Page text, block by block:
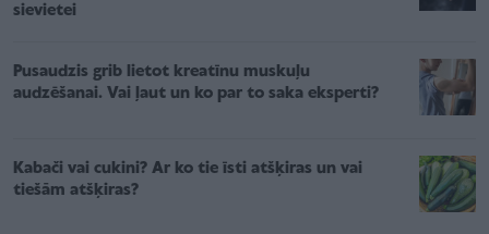
sievietei
Pusaudzis grib lietot kreatīnu muskuļu
audzēšanai. Vai ļaut un ko par to saka eksperti?
Kabači vai cukini? Ar ko tie īsti atšķiras un vai
tiešām atšķiras?